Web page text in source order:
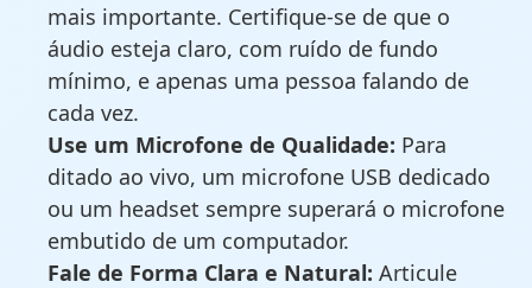
mais importante. Certifique-se de que o
áudio esteja claro, com ruído de fundo
mínimo, e apenas uma pessoa falando de
cada vez.
Use um Microfone de Qualidade: Para
ditado ao vivo, um microfone USB dedicado
ou um headset sempre superará o microfone
embutido de um computador.
Fale de Forma Clara e Natural: Articule